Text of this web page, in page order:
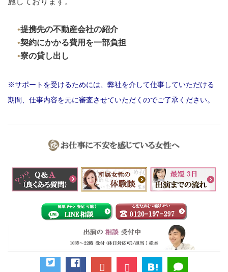
提携先の不動産会社の紹介
契約にかかる費用を一部負担
寮の貸し出し
※サポートを受けるためには、弊社を介して仕事していただける
期間、仕事内容を元に審査させていただくのでご了承ください。